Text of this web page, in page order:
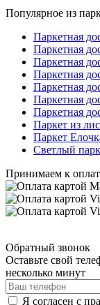
Популярное из
Паркетная
Паркетная
Паркетная
Паркетная
Паркетная
Паркетная
Паркетная
Паркет из
Паркет
Светлый
Принимаем к
Обратный звонок
Оставьте свой
несколько минут
Я согласен с